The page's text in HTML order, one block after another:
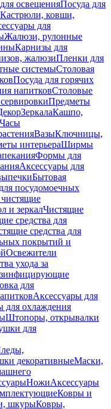
освещенияПосуда для
Кастрюли, ковши,
для
Жалюзи, рулонные
Карнизы для
жалюзиПленки для
системыСтоловая
Посуда для горячих
напитковСтоловые
Предметы
ЗеркалаКашпо,
Часы
ВазыКлючницы,
интерьераШирмы
Формы для
Аксессуары для
Бытовая
посудомоечных
и зеркалЧистящие
средства для
средства для
покрытий и
Освежители
ухода за
для
Аксессуары для
для охлаждения
Штопоры, открывалки
для
декоративныеМаски,
НожиАксессуары
Ковры и
шкурыКовры,